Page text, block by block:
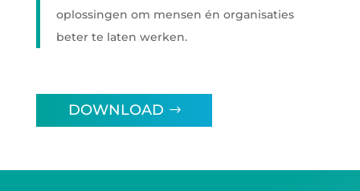
oplossingen om mensen én organisaties
beter te laten werken.
DOWNLOAD